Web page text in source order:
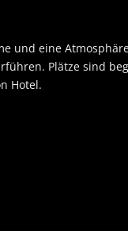
und eine
Plätze sind
Hotel.